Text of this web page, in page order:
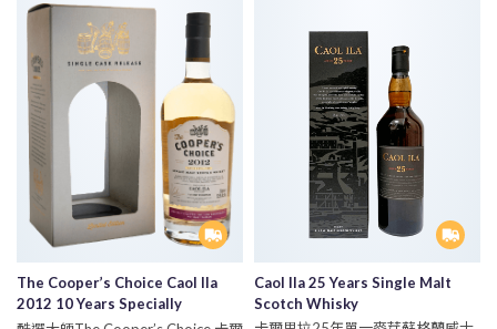
The Cooper’s Choice Caol Ila
2012 10 Years Specially
Selected For Hot Malt Taiwan
Caol Ila 25 Years Single Malt
Scotch Whisky